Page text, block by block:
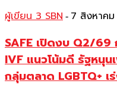
ผู้เขียน 3 SBN - 7 สิงหาค
SAFE เปิดงบ Q2/69
IVF แนวโน้มดี รัฐหนุน
กลุ่มตลาด LGBTQ+ เ